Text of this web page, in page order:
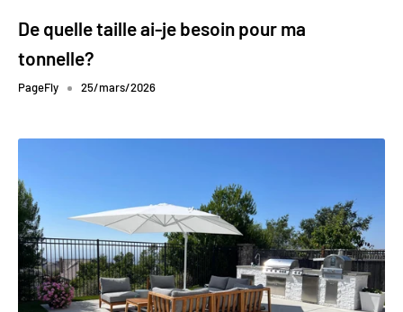
De quelle taille ai-je besoin pour ma
tonnelle?
PageFly 25/mars/2026